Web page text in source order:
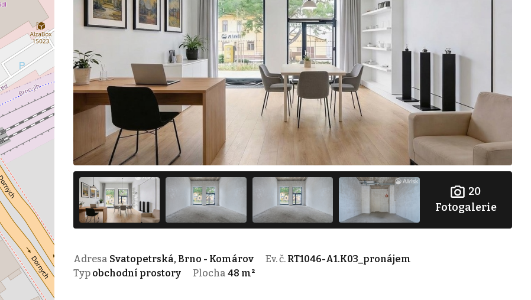
20
Fotogalerie
Adresa Svatopetrská, Brno - Komárov Ev. č. RT1046-A1.K03_pronájem
Typ obchodní prostory Plocha 48 m²